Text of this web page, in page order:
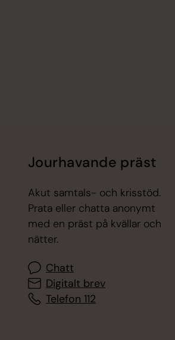
Jourhavande präst
Akut samtals- och krisstöd.
Prata eller chatta anonymt
med en präst på kvällar och
nätter.
Chatt
Digitalt brev
Telefon 112